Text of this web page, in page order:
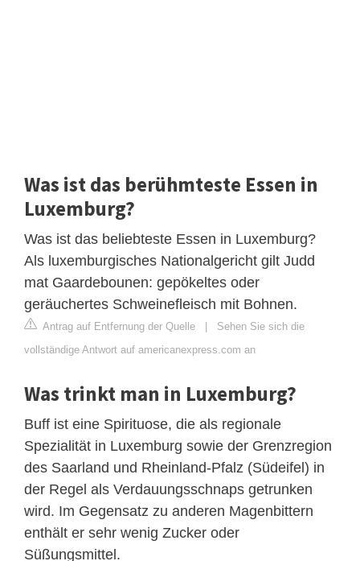
Was ist das berühmteste Essen in
Luxemburg?
Was ist das beliebteste Essen in Luxemburg?
Als luxemburgisches Nationalgericht gilt Judd
mat Gaardebounen: gepökeltes oder
geräuchertes Schweinefleisch mit Bohnen.
Antrag auf Entfernung der Quelle | Sehen Sie sich die
vollständige Antwort auf americanexpress.com an
Was trinkt man in Luxemburg?
Buff ist eine Spirituose, die als regionale
Spezialität in Luxemburg sowie der Grenzregion
des Saarland und Rheinland-Pfalz (Südeifel) in
der Regel als Verdauungsschnaps getrunken
wird. Im Gegensatz zu anderen Magenbittern
enthält er sehr wenig Zucker oder
Süßungsmittel.